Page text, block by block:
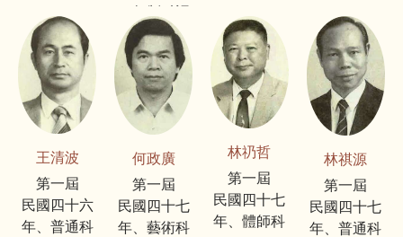
教系
王清波
第一屆
民國四十六
年、普通科
何政廣
第一屆
民國四十七
年、藝術科
林礽哲
第一屆
民國四十七
年、體師科
林祺源
第一屆
民國四十七
年、普通科